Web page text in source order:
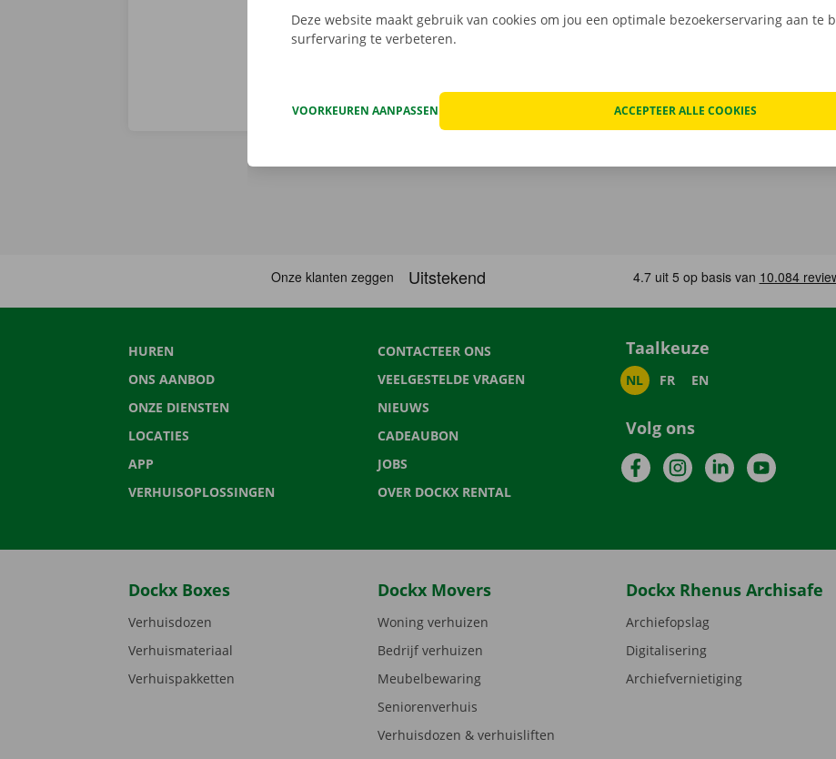
HUREN
ONS AANBOD
ONZE DIENSTEN
LOCATIES
APP
VERHUISOPLOSSINGEN
CONTACTEER ONS
VEELGESTELDE VRAGEN
NIEUWS
CADEAUBON
JOBS
OVER DOCKX RENTAL
Taalkeuze
NL FR EN
Volg ons
FacebookInstagramLinkedInYouTube
Dockx Boxes
Verhuisdozen
Verhuismateriaal
Verhuispakketten
Dockx Movers
Woning verhuizen
Bedrijf verhuizen
Meubelbewaring
Seniorenverhuis
Verhuisdozen & verhuisliften
Dockx Rhenus Archisafe
Archiefopslag
Digitalisering
Archiefvernietiging
Deze website maakt gebruik van cookies om jou een optimale bezoekerservaring aan te
surfervaring te verbeteren.
VOORKEUREN AANPASSEN ACCEPTEER ALLE COOKIES